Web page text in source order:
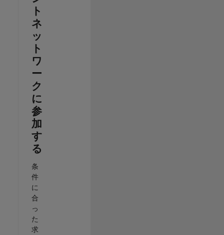
ト
ネ
ッ
ト
ワ
ー
ク
に
参
加
す
る
条
件
に
合
っ
た
求